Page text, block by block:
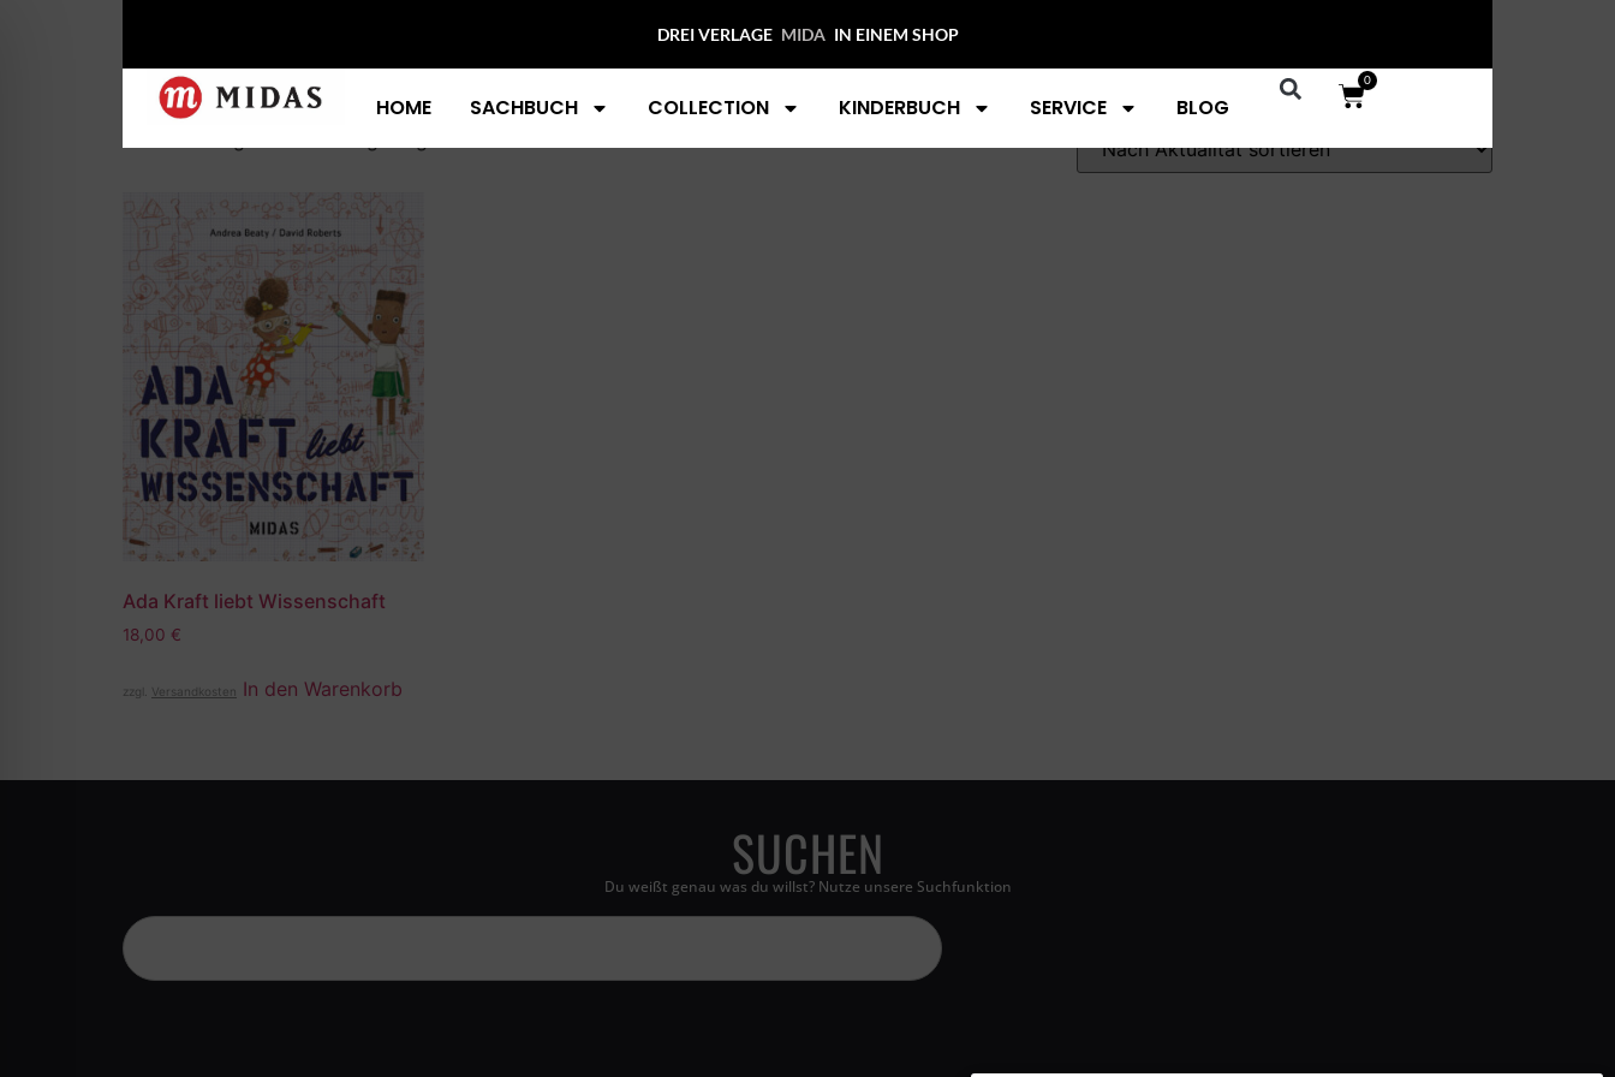
DREI VERLAGE IN EINEM SHOP
HOME SACHBUCH COLLECTION KINDERBUCH SERVICE BLOG
0
Marie Curie
Ada Kraft liebt Wissenschaft
18,00 €
zzgl. Versandkosten In den Warenkorb
SUCHEN
Du weißt genau was du willst? Nutze unsere Suchfunktion